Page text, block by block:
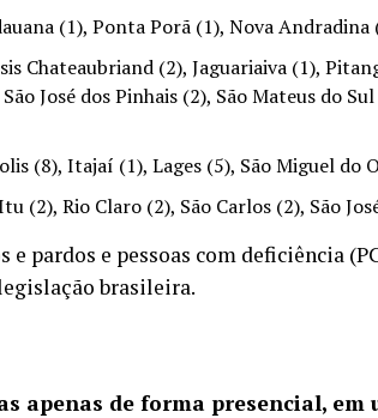
(1), Ponta Porã (1), Nova Andradina
Chateaubriand (2), Jaguariaiva (1),
José dos Pinhais (2), São Mateus do
(8), Itajaí (1), Lages (5), São Miguel do
Rio Claro (2), São Carlos (2), São
pardos e pessoas com deficiência
brasileira.
apenas de forma presencial, em